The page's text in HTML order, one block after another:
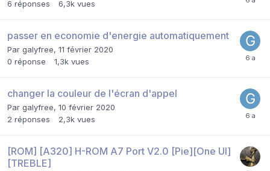
6 réponses 6,3k vues
passer en economie d'energie automatiquement
Par galyfree, 11 février 2020
0 réponse 1,3k vues
changer la couleur de l'écran d'appel
Par galyfree, 10 février 2020
2 réponses 2,3k vues
[ROM] [A320] H-ROM A7 Port V2.0 [Pie][One UI]
[TREBLE]